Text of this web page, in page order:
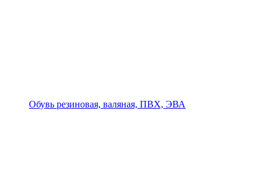
Обувь резиновая, валяная, ПВХ, ЭВА